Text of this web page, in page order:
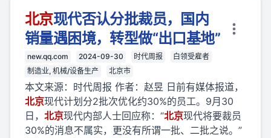
北京现代否认分批裁员，国内
销量遇困境，转型做“出口基地”
new.qq.com 2024-09-30 时代周报
白领受雇者
制造业, 机械/设备生产
北京市
本文来源：时代周报 作者：赵昱 日前有媒体报道，
北京现代计划分2批次优化约30%的员工。9月30
日， 北京现代内部人士回应称：“北京现代将要裁员
30%的消息不属实，更没有所谓一批、二批之说。”